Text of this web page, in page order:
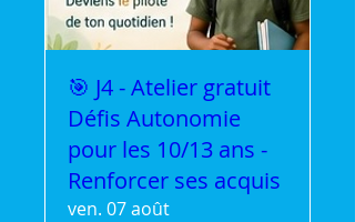
🎯 J4 - Atelier gratuit
Défis Autonomie
pour les 10/13 ans -
Renforcer ses acquis
ven. 07 août